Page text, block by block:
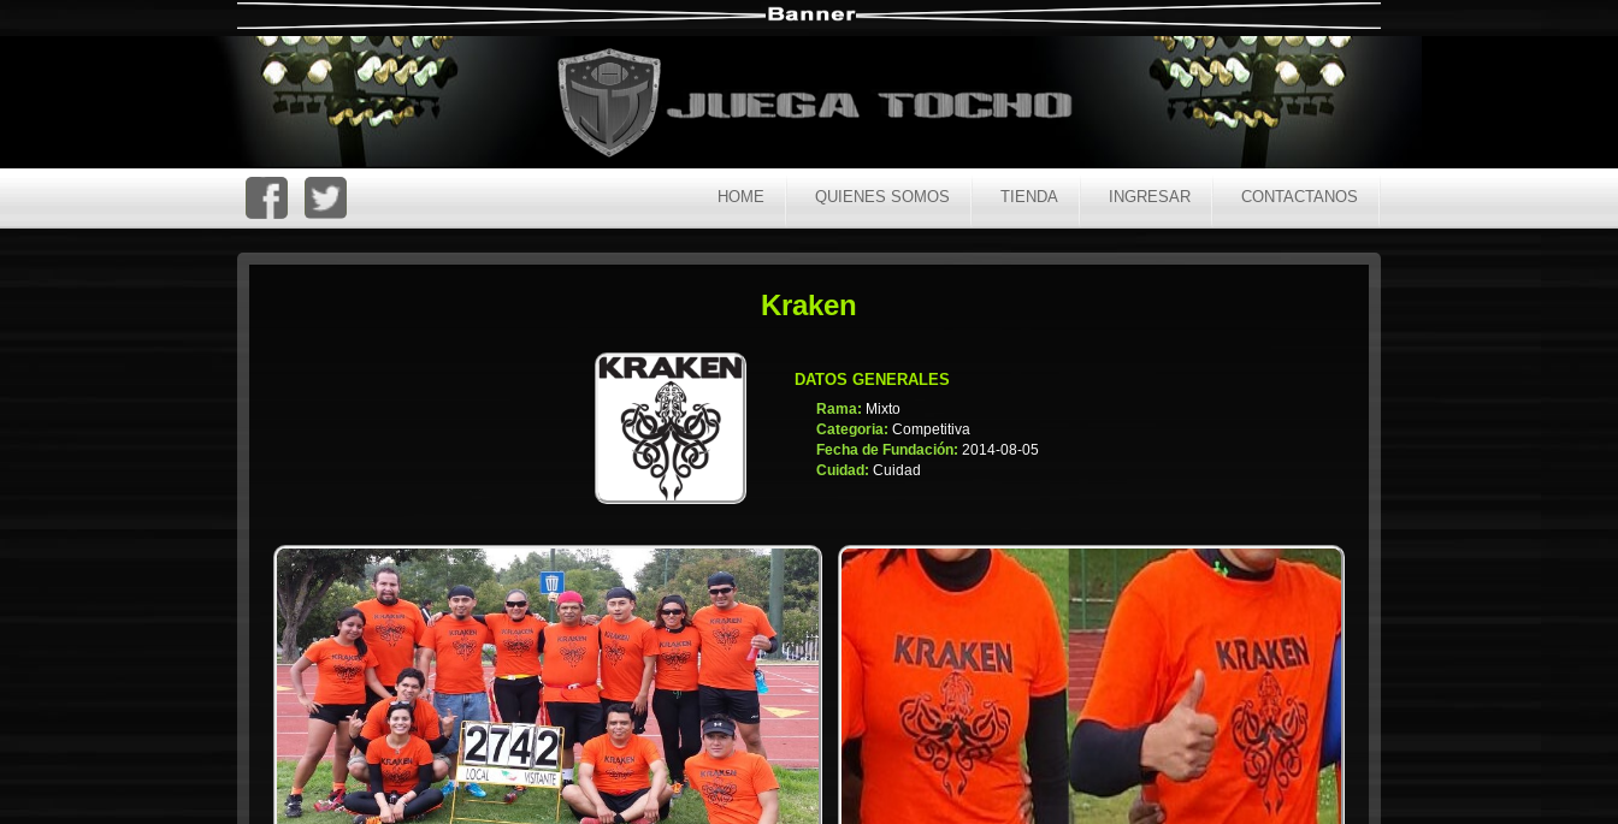
HOME QUIENES SOMOS TIENDA INGRESAR CONTACTANOS
Kraken
DATOS GENERALES
Rama: Mixto
Categoria: Competitiva
Fecha de Fundación: 2014-08-05
Cuidad: Cuidad